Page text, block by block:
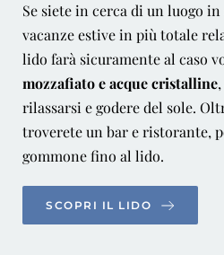
Se siete in cerca di un luogo
vacanze estive in più totale
lido farà sicuramente al caso
mozzafiato e acque cristalline
rilassarsi e godere del sole.
troverete un bar e ristorante,
gommone fino al lido.
SCOPRI IL LIDO